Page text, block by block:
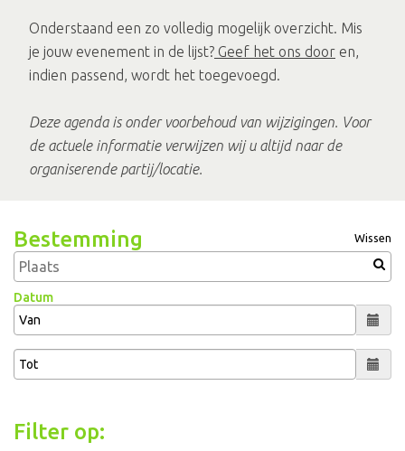
Onderstaand een zo volledig mogelijk overzicht. Mis
je jouw evenement in de lijst? Geef het ons door en,
indien passend, wordt het toegevoegd.
Deze agenda is onder voorbehoud van wijzigingen. Voor
de actuele informatie verwijzen wij u altijd naar de
organiserende partij/locatie.
Bestemming Wissen
Datum
Filter op: